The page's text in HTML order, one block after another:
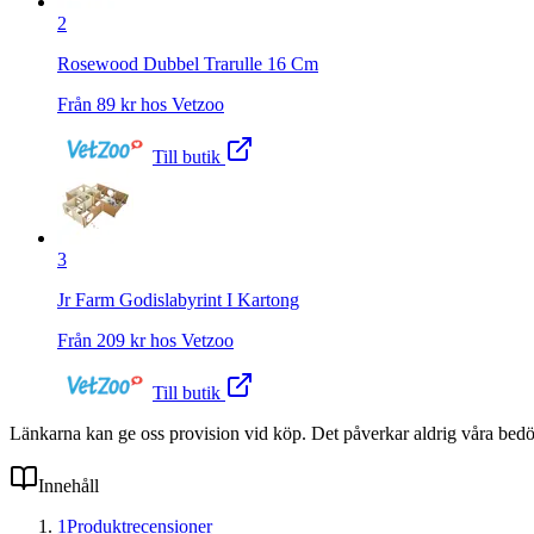
2
Rosewood Dubbel Trarulle 16 Cm
Från 89 kr hos Vetzoo
Till butik
3
Jr Farm Godislabyrint I Kartong
Från 209 kr hos Vetzoo
Till butik
Länkarna kan ge oss provision vid köp. Det påverkar aldrig våra
Innehåll
1Produktrecensioner